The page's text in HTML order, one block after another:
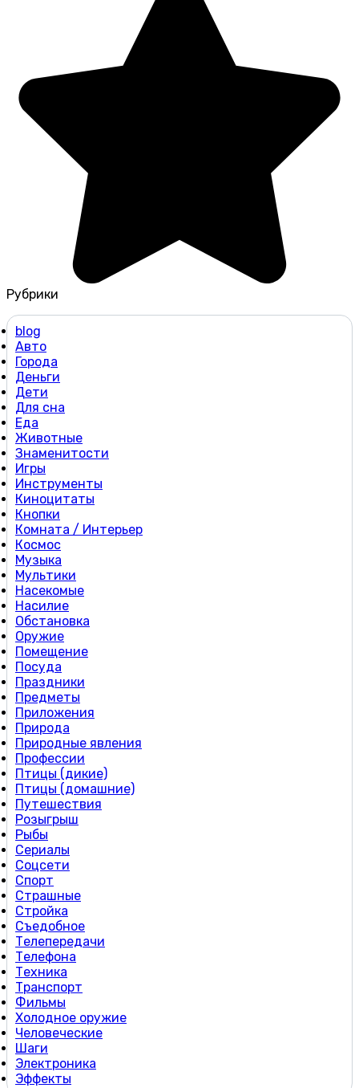
Рубрики
blog
Авто
Города
Деньги
Дети
Для сна
Еда
Животные
Знаменитости
Игры
Инструменты
Киноцитаты
Кнопки
Комната / Интерьер
Космос
Музыка
Мультики
Насекомые
Насилие
Обстановка
Оружие
Помещение
Посуда
Праздники
Предметы
Приложения
Природа
Природные явления
Профессии
Птицы (дикие)
Птицы (домашние)
Путешествия
Розыгрыш
Рыбы
Сериалы
Соцсети
Спорт
Страшные
Стройка
Съедобное
Телепередачи
Телефона
Техника
Транспорт
Фильмы
Холодное оружие
Человеческие
Шаги
Электроника
Эффекты